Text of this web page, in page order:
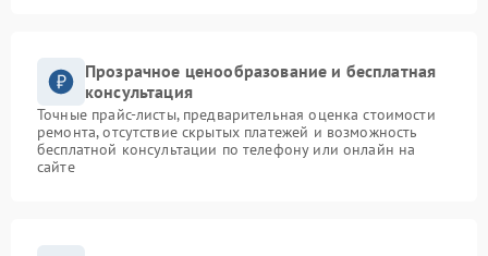
Прозрачное ценообразование и бесплатная
консультация
Точные прайс-листы, предварительная оценка стоимости
ремонта, отсутствие скрытых платежей и возможность
бесплатной консультации по телефону или онлайн на
сайте